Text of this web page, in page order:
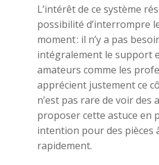
L’intérêt de ce système
possibilité d’interrompre
moment : il n’y a pas
intégralement le support
amateurs comme les
apprécient justement ce
n’est pas rare de voir des
proposer cette astuce en
intention pour des pièces
rapidement.